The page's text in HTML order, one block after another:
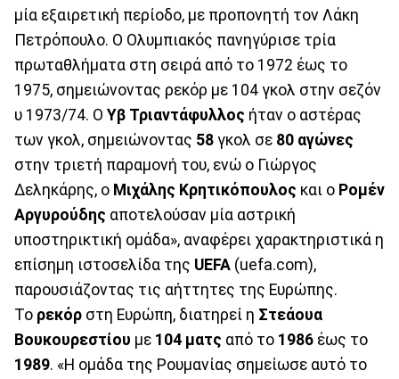
μία εξαιρετική περίοδο, με προπονητή τον Λάκη
Πετρόπουλο. Ο Ολυμπιακός πανηγύρισε τρία
πρωταθλήματα στη σειρά από το 1972 έως το
1975, σημειώνοντας ρεκόρ με 104 γκολ στην σεζόν
υ 1973/74. Ο Υβ Τριαντάφυλλος ήταν ο αστέρας
των γκολ, σημειώνοντας 58 γκολ σε 80 αγώνες
στην τριετή παραμονή του, ενώ ο Γιώργος
Δεληκάρης, ο Μιχάλης Κρητικόπουλος και ο Ρομέν
Αργυρούδης αποτελούσαν μία αστρική
υποστηρικτική ομάδα», αναφέρει χαρακτηριστικά η
επίσημη ιστοσελίδα της UEFA (uefa.com),
παρουσιάζοντας τις αήττητες της Ευρώπης.
Το ρεκόρ στη Ευρώπη, διατηρεί η Στεάουα
Βουκουρεστίου με 104 ματς από το 1986 έως το
1989. «Η ομάδα της Ρουμανίας σημείωσε αυτό το